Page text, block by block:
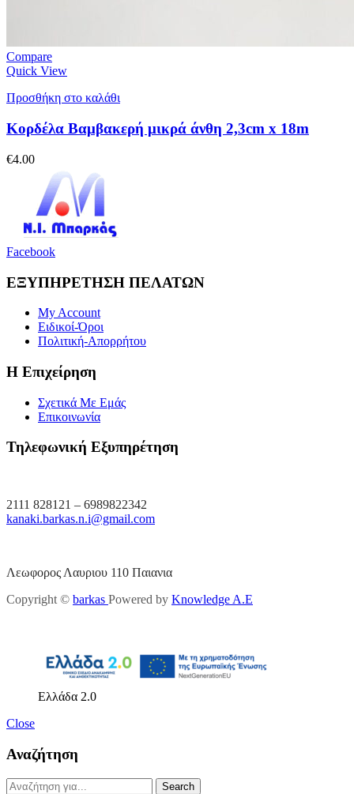
Compare
Quick View
Προσθήκη στο καλάθι
Κορδέλα Βαμβακερή μικρά άνθη 2,3cm x 18m
€4.00
Facebook
ΕΞΥΠΗΡΕΤΗΣΗ ΠΕΛΑΤΩΝ
My Account
Ειδικοί-Όροι
Πολιτική-Απορρήτου
Η Επιχείρηση
Σχετικά Με Εμάς
Επικοινωνία
Τηλεφωνική Εξυπηρέτηση
2111 828121 – 6989822342
kanaki.barkas.n.i@gmail.com
Λεωφορος Λαυριου 110 Παιανια
Copyright © barkas Powered by Knowledge A.E
Ελλάδα 2.0
Close
Αναζήτηση